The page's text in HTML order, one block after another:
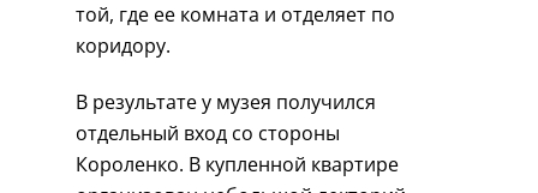
той, где ее комната и отделяет по
коридору.
В результате у музея получился
отдельный вход со стороны
Короленко. В купленной квартире